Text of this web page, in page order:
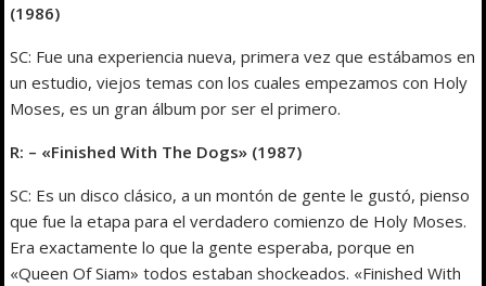
(1986)
SC: Fue una experiencia nueva, primera vez que estábamos en
un estudio, viejos temas con los cuales empezamos con Holy
Moses, es un gran álbum por ser el primero.
R: – «Finished With The Dogs» (1987)
SC: Es un disco clásico, a un montón de gente le gustó, pienso
que fue la etapa para el verdadero comienzo de Holy Moses.
Era exactamente lo que la gente esperaba, porque en
«Queen Of Siam» todos estaban shockeados. «Finished With